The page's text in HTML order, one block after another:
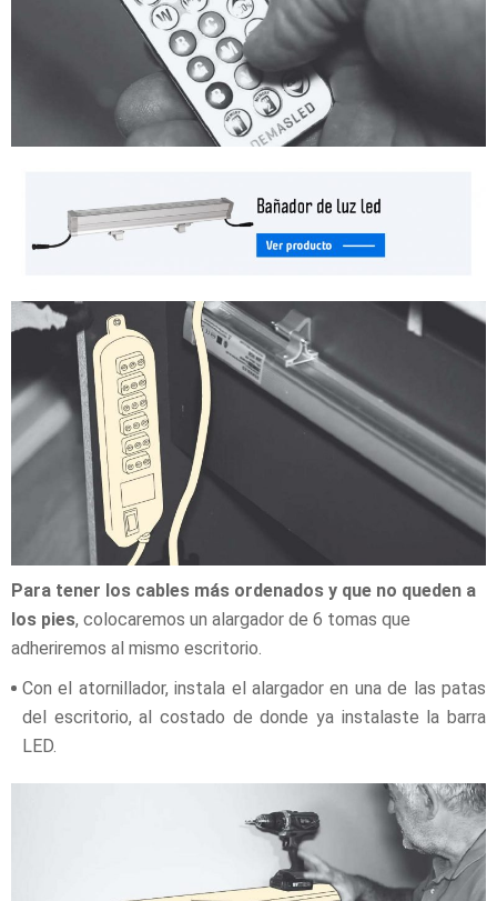
Para tener los cables más ordenados y que no queden a
los pies, colocaremos un alargador de 6 tomas que
adheriremos al mismo escritorio.
Con el atornillador, instala el alargador en una de las patas
del escritorio, al costado de donde ya instalaste la barra
LED.